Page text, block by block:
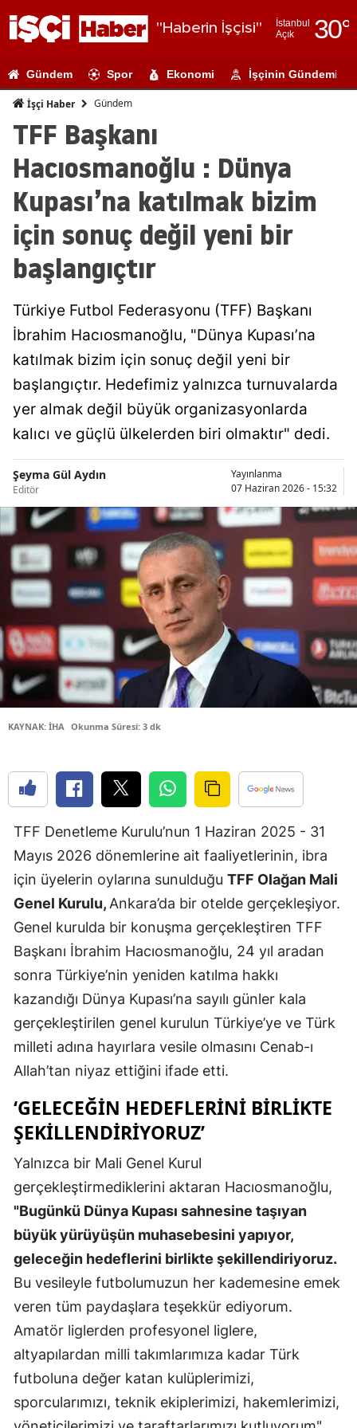
"Haberin İşçisi"
İstanbul
Açık
30°
Adıyaman
Ankara
Aydın
Balıkesir
Bingöl
Bitlis
Burdur
Bursa
Çanakkale
Çankırı
Çorum
Denizli
Diyarbakır
Erzurum
Eskişehir
Gaziantep
Giresun
Gümüşhane
Hakkari
Hatay
Kars
Kayseri
Kırklareli
Kocaeli
Kütahya
Gündem Spor Ekonomi İşçinin Gündemi
İşçi Haber Gündem
TFF Başkanı
Hacıosmanoğlu : Dünya
Kupası’na katılmak bizim
için sonuç değil yeni bir
başlangıçtır
Türkiye Futbol Federasyonu (TFF) Başkanı
İbrahim Hacıosmanoğlu, "Dünya Kupası’na
katılmak bizim için sonuç değil yeni bir
başlangıçtır. Hedefimiz yalnızca turnuvalarda
yer almak değil büyük organizasyonlarda
kalıcı ve güçlü ülkelerden biri olmaktır" dedi.
Şeyma Gül Aydın
Editör
Yayınlanma
07 Haziran 2026 - 15:32
KAYNAK: İHA Okunma Süresi: 3 dk
TFF Denetleme Kurulu’nun 1 Haziran 2025 - 31
Mayıs 2026 dönemlerine ait faaliyetlerinin, ibra
için üyelerin oylarına sunulduğu TFF Olağan Mali
Genel Kurulu, Ankara’da bir otelde gerçekleşiyor.
Genel kurulda bir konuşma gerçekleştiren TFF
Başkanı İbrahim Hacıosmanoğlu, 24 yıl aradan
sonra Türkiye’nin yeniden katılma hakkı
kazandığı Dünya Kupası’na sayılı günler kala
gerçekleştirilen genel kurulun Türkiye’ye ve Türk
milleti adına hayırlara vesile olmasını Cenab-ı
Allah’tan niyaz ettiğini ifade etti.
‘GELECEĞIN HEDEFLERINI BIRLIKTE
ŞEKILLENDIRIYORUZ’
Yalnızca bir Mali Genel Kurul
gerçekleştirmediklerini aktaran Hacıosmanoğlu,
"Bugünkü Dünya Kupası sahnesine taşıyan
büyük yürüyüşün muhasebesini yapıyor,
geleceğin hedeflerini birlikte şekillendiriyoruz.
Bu vesileyle futbolumuzun her kademesine emek
veren tüm paydaşlara teşekkür ediyorum.
Amatör liglerden profesyonel liglere,
altyapılardan milli takımlarımıza kadar Türk
futboluna değer katan kulüplerimizi,
sporcularımızı, teknik ekiplerimizi, hakemlerimizi,